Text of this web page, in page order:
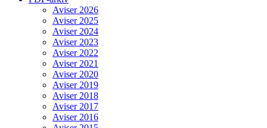
Aviser 2026
Aviser 2025
Aviser 2024
Aviser 2023
Aviser 2022
Aviser 2021
Aviser 2020
Aviser 2019
Aviser 2018
Aviser 2017
Aviser 2016